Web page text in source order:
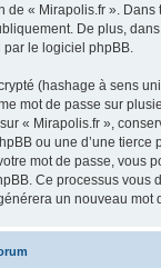
de « Mirapolis.fr ».
De plus,
le logiciel phpBB.
(hashage à sens
mot de passe sur
« Mirapolis.fr »,
ou une d’une
mot de passe, vous
Ce processus vous
un nouveau mot